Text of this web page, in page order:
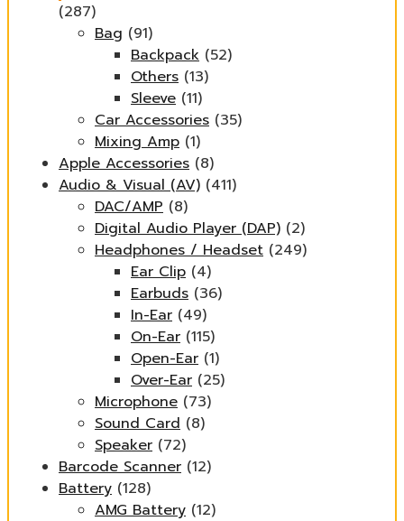
(287)
Bag (91)
Backpack (52)
Others (13)
Sleeve (11)
Car Accessories (35)
Mixing Amp (1)
Apple Accessories (8)
Audio & Visual (AV) (411)
DAC/AMP (8)
Digital Audio Player (DAP) (2)
Headphones / Headset (249)
Ear Clip (4)
Earbuds (36)
In-Ear (49)
On-Ear (115)
Open-Ear (1)
Over-Ear (25)
Microphone (73)
Sound Card (8)
Speaker (72)
Barcode Scanner (12)
Battery (128)
AMG Battery (12)